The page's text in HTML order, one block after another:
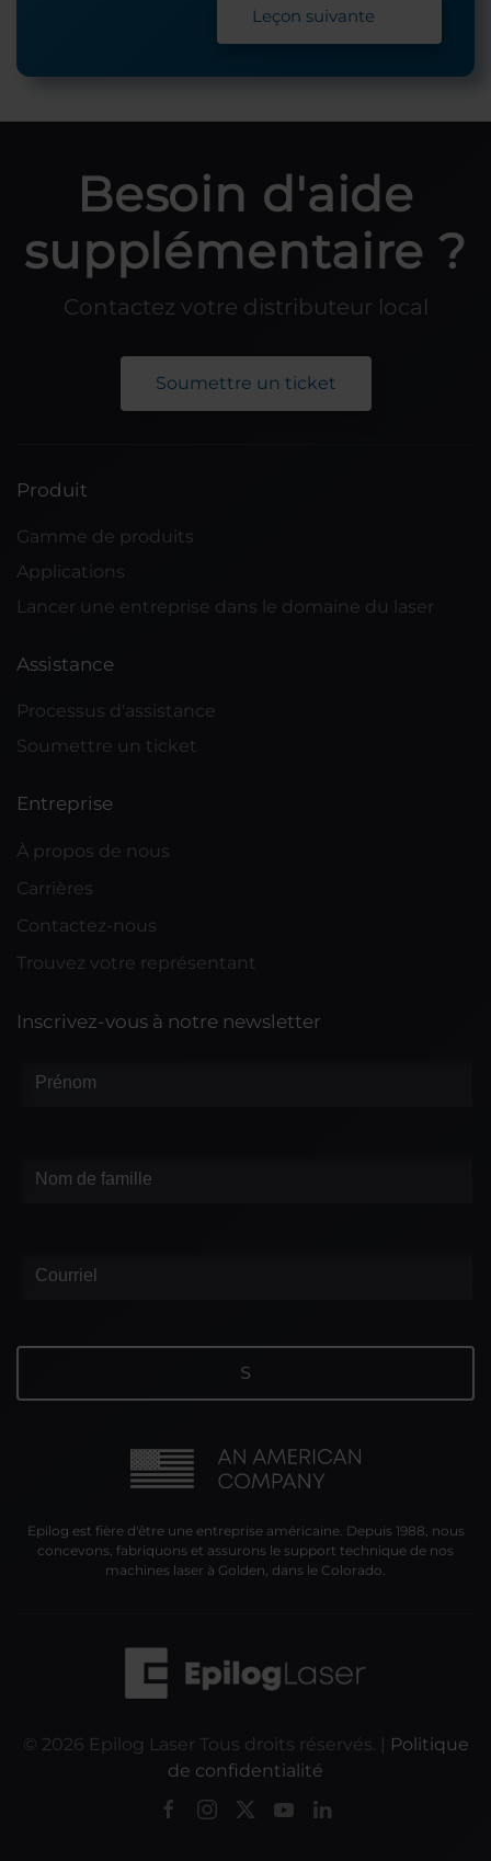
Leçon suivante
Besoin d'aide
supplémentaire ?
Contactez votre distributeur local
Soumettre un ticket
Produit
Gamme de produits
Applications
Lancer une entreprise dans le domaine du laser
Assistance
Processus d'assistance
Soumettre un ticket
Entreprise
À propos de nous
Carrières
Contactez-nous
Trouvez votre représentant
Inscrivez-vous à notre newsletter
Epilog est fière d'être une entreprise américaine. Depuis 1988, nous
concevons, fabriquons et assurons le support technique de nos
machines laser à Golden, dans le Colorado.
© 2026 Epilog Laser Tous droits réservés. | Politique
de confidentialité